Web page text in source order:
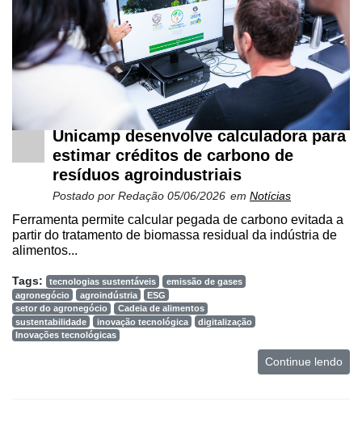
Unicamp desenvolve calculadora para
estimar créditos de carbono de
resíduos agroindustriais
Postado por Redação 05/06/2026 em Notícias
Ferramenta permite calcular pegada de carbono evitada a
partir do tratamento de biomassa residual da indústria de
alimentos...
Tags: tecnologias sustentáveis
emissão de gases
agronegócio
agroindústria
ESG
setor do agronegócio
Cadeia de alimentos
sustentabilidade
inovação tecnológica
digitalização
Inovações tecnológicas
Continue lendo